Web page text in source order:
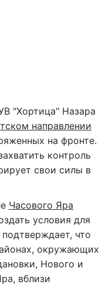
"Хортица" Назара
направлении
на фронте.
контроль
свои силы в
Часового Яра
условия для
что
окружающих
Нового и
вблизи